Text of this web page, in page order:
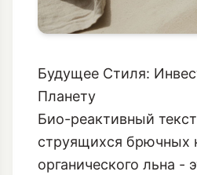
Будущее Стиля:
Планету
Био-реактивный
струящихся брючных
органического льна -